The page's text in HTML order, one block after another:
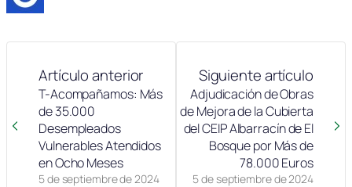
Artículo anterior
5 de septiembre de 2024
T-Acompañamos: Más
de 35.000
Desempleados
Vulnerables Atendidos
en Ocho Meses
Siguiente artículo
5 de septiembre de 2024
Adjudicación de Obras
de Mejora de la Cubierta
del CEIP Albarracín de El
Bosque por Más de
78.000 Euros